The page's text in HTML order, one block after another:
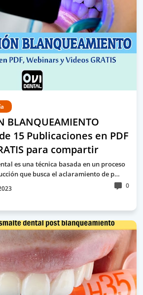
BLANQUEAMIENTO
15 Publicaciones en PDF
para compartir
es una técnica basada en un proceso
que busca el aclaramiento de p…
0